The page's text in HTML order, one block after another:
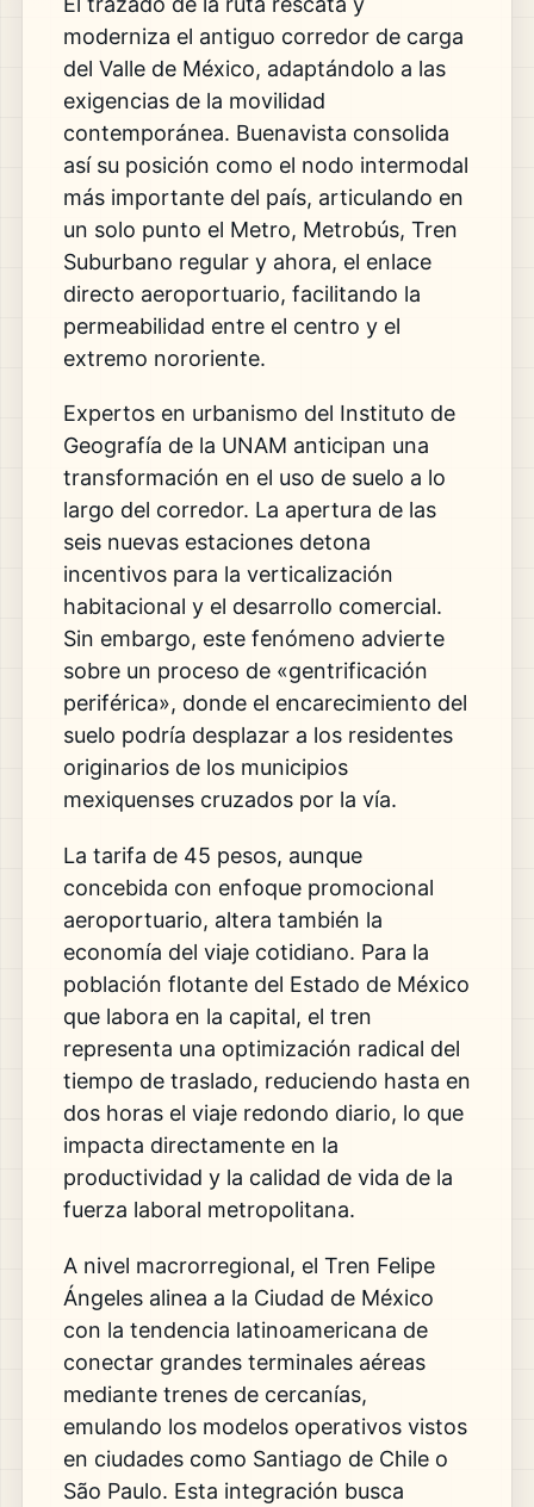
moderniza el antiguo corredor de carga
del Valle de México, adaptándolo a las
exigencias de la movilidad
contemporánea. Buenavista consolida
así su posición como el nodo intermodal
más importante del país, articulando en
un solo punto el Metro, Metrobús, Tren
Suburbano regular y ahora, el enlace
directo aeroportuario, facilitando la
permeabilidad entre el centro y el
extremo nororiente.
Expertos en urbanismo del Instituto de
Geografía de la UNAM anticipan una
transformación en el uso de suelo a lo
largo del corredor. La apertura de las
seis nuevas estaciones detona
incentivos para la verticalización
habitacional y el desarrollo comercial.
Sin embargo, este fenómeno advierte
sobre un proceso de «gentrificación
periférica», donde el encarecimiento del
suelo podría desplazar a los residentes
originarios de los municipios
mexiquenses cruzados por la vía.
La tarifa de 45 pesos, aunque
concebida con enfoque promocional
aeroportuario, altera también la
economía del viaje cotidiano. Para la
población flotante del Estado de México
que labora en la capital, el tren
representa una optimización radical del
tiempo de traslado, reduciendo hasta en
dos horas el viaje redondo diario, lo que
impacta directamente en la
productividad y la calidad de vida de la
fuerza laboral metropolitana.
A nivel macrorregional, el Tren Felipe
Ángeles alinea a la Ciudad de México
con la tendencia latinoamericana de
conectar grandes terminales aéreas
mediante trenes de cercanías,
emulando los modelos operativos vistos
en ciudades como Santiago de Chile o
São Paulo. Esta integración busca